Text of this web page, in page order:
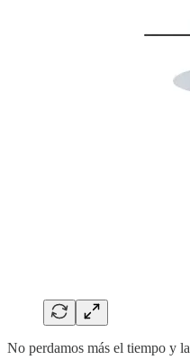
No perdamos más el tiempo y